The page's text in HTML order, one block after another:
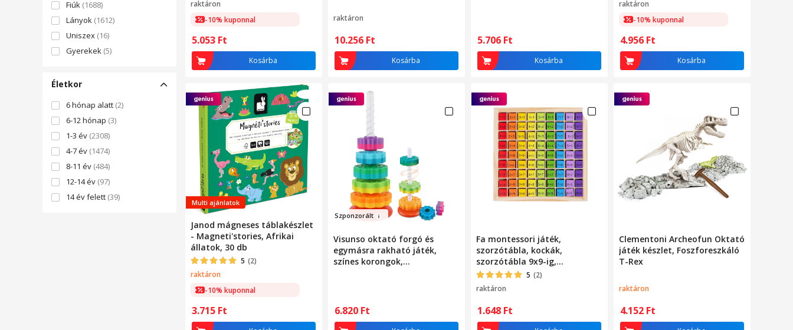
Finommotorikus mozgás
Koncentráció
Készség(1)
Kézügyesség
Motorikus készségek
Fiúk (1688)
Lányok (1612)
Uniszex (16)
Gyerekek (5)
Életkor
6 hónap alatt (2)
6-12 hónap (3)
1-3 év (2308)
4-7 év (1474)
8-11 év (484)
12-14 év (97)
14 év felett (39)
motoros készségeket és a
figyelmet, textil anyagból
raktáron
-10% kuponnal
5.053 Ft
Kosárba
raktáron
10.256 Ft
Kosárba
5.706 Ft
Kosárba
raktáron
-10% kuponnal
4.956 Ft
Kosárba
Multi ajánlatok
Janod mágneses táblakészlet
- Magneti'stories, Afrikai
állatok, 30 db
5 (2)
raktáron
-10% kuponnal
3.715 Ft
Szponzorált
Visunso oktató forgó és
egymásra rakható játék,
színes korongok,
6.820 Ft
Fa montessori játék,
szorzótábla, kockák,
szorzótábla 9x9-ig,
többszínű, 18 x 18 x 1,5 cm
5 (2)
raktáron
1.648 Ft
Clementoni Archeofun Oktató
játék készlet, Foszforeszkáló
T-Rex
raktáron
4.152 Ft